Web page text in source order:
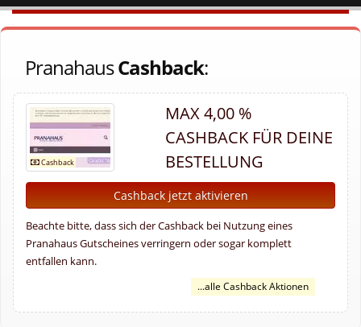
PranahausCashback:
MAX 4,00 %
CASHBACK FÜR DEINE
BESTELLUNG
Cashback jetzt aktivieren
Beachte bitte, dass sich der Cashback bei Nutzung eines
Pranahaus Gutscheines verringern oder sogar komplett
entfallen kann.
...alle Cashback Aktionen